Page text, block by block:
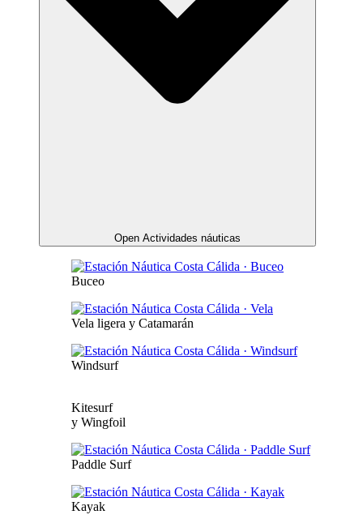
Open Actividades náuticas
Buceo
Vela ligera y Catamarán
Windsurf
Kitesurf
y Wingfoil
Paddle Surf
Kayak